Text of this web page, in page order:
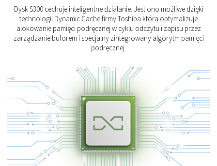
Dysk S300 cechuje inteligentne działanie. Jest ono możliwe dzięki
technologii Dynamic Cache firmy Toshiba która optymalizuje
alokowanie pamięci podręcznej w cyklu odczytu i zapisu przez
zarządzanie buforem i specjalny zintegrowany algorytm pamięci
podręcznej.